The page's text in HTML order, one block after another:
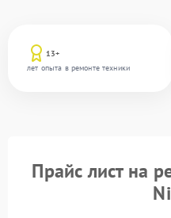
13+
лет опыта в ремонте техники
Прайс лист на